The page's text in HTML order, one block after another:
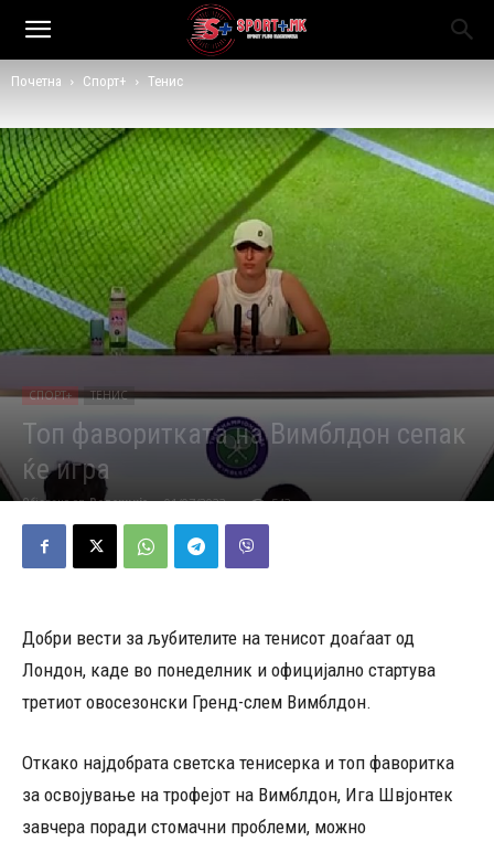
Почетна Спорт+ Тенис
СПОРТ+ ТЕНИС
Топ фаворитката на Вимблдон сепак
ќе игра
Објавено од Редакција - 01/07/2023 543
Добри вести за љубителите на тенисот доаѓаат од
Лондон, каде во понеделник и официјално стартува
третиот овосезонски Гренд-слем Вимблдон.
Откако најдобрата светска тенисерка и топ фаворитка
за освојување на трофејот на Вимблдон, Ига Швјонтек
завчера поради стомачни проблеми, можно